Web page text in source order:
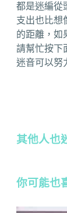
都是迷編從
支出也比想
的距離，如
請幫忙按下
迷音可以努
其他人也
你可能也